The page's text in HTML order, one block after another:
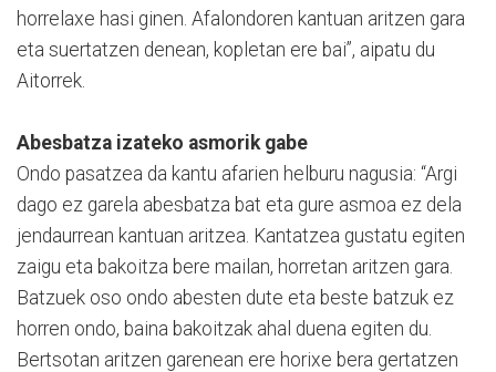
horrelaxe hasi ginen. Afalondoren kantuan aritzen gara
eta suertatzen denean, kopletan ere bai”, aipatu du
Aitorrek.
Abesbatza izateko asmorik gabe
Ondo pasatzea da kantu afarien helburu nagusia: “Argi
dago ez garela abesbatza bat eta gure asmoa ez dela
jendaurrean kantuan aritzea. Kantatzea gustatu egiten
zaigu eta bakoitza bere mailan, horretan aritzen gara.
Batzuek oso ondo abesten dute eta beste batzuk ez
horren ondo, baina bakoitzak ahal duena egiten du.
Bertsotan aritzen garenean ere horixe bera gertatzen